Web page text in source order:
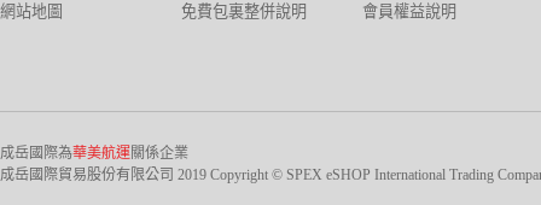
網站地圖
免費包裏整併說明
會員權益說明
成岳國際為華美航運關係企業
成岳國際貿易股份有限公司 2019 Copyright © SPEX eSHOP International Trading